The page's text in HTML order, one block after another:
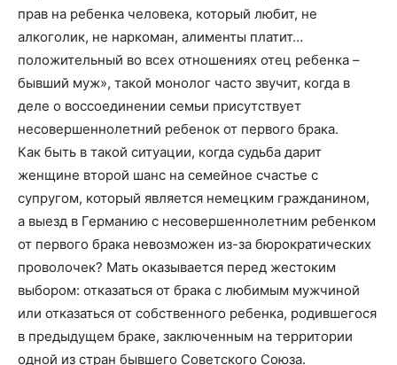
прав на ребенка человека, который любит, не
алкоголик, не наркоман, алименты платит…
положительный во всех отношениях отец ребенка –
бывший муж», такой монолог часто звучит, когда в
деле о воссоединении семьи присутствует
несовершеннолетний ребенок от первого брака.
Как быть в такой ситуации, когда судьба дарит
женщине второй шанс на семейное счастье с
супругом, который является немецким гражданином,
а выезд в Германию с несовершеннолетним ребенком
от первого брака невозможен из-за бюрократических
проволочек? Мать оказывается перед жестоким
выбором: отказаться от брака с любимым мужчиной
или отказаться от собственного ребенка, родившегося
в предыдущем браке, заключенным на территории
одной из стран бывшего Советского Союза.